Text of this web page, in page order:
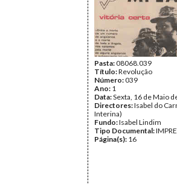
Pasta:08068.039
Título:Revolução
Número:039
Ano: 1
Data:Sexta, 16 de Maio
Directores:Isabel do
Interina)
Fundo:Isabel Lindim
Tipo Documental:
Página(s): 16